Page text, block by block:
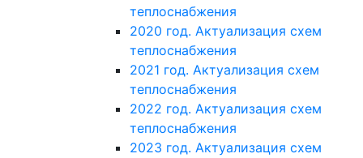
теплоснабжения
2020 год. Актуализация схем
теплоснабжения
2021 год. Актуализация схем
теплоснабжения
2022 год. Актуализация схем
теплоснабжения
2023 год. Актуализация схем